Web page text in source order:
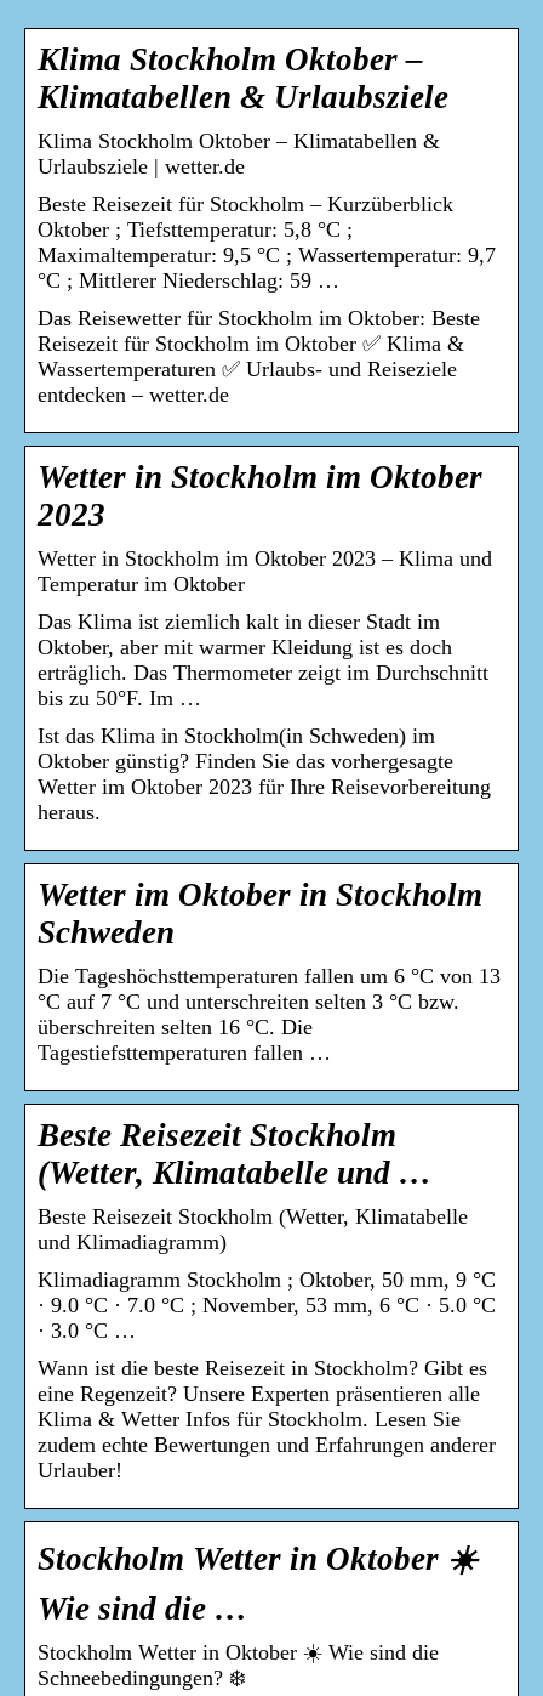
Klima Stockholm Oktober –
Klimatabellen & Urlaubsziele
Klima Stockholm Oktober – Klimatabellen &
Urlaubsziele | wetter.de
Beste Reisezeit für Stockholm – Kurzüberblick
Oktober ; Tiefsttemperatur: 5,8 °C ;
Maximaltemperatur: 9,5 °C ; Wassertemperatur: 9,7
°C ; Mittlerer Niederschlag: 59 …
Das Reisewetter für Stockholm im Oktober: Beste
Reisezeit für Stockholm im Oktober ✅ Klima &
Wassertemperaturen ✅ Urlaubs- und Reiseziele
entdecken – wetter.de
Wetter in Stockholm im Oktober
2023
Wetter in Stockholm im Oktober 2023 – Klima und
Temperatur im Oktober
Das Klima ist ziemlich kalt in dieser Stadt im
Oktober, aber mit warmer Kleidung ist es doch
erträglich. Das Thermometer zeigt im Durchschnitt
bis zu 50°F. Im …
Ist das Klima in Stockholm(in Schweden) im
Oktober günstig? Finden Sie das vorhergesagte
Wetter im Oktober 2023 für Ihre Reisevorbereitung
heraus.
Wetter im Oktober in Stockholm
Schweden
Die Tageshöchsttemperaturen fallen um 6 °C von 13
°C auf 7 °C und unterschreiten selten 3 °C bzw.
überschreiten selten 16 °C. Die
Tagestiefsttemperaturen fallen …
Beste Reisezeit Stockholm
(Wetter, Klimatabelle und …
Beste Reisezeit Stockholm (Wetter, Klimatabelle
und Klimadiagramm)
Klimadiagramm Stockholm ; Oktober, 50 mm, 9 °C
· 9.0 °C · 7.0 °C ; November, 53 mm, 6 °C · 5.0 °C
· 3.0 °C …
Wann ist die beste Reisezeit in Stockholm? Gibt es
eine Regenzeit? Unsere Experten präsentieren alle
Klima & Wetter Infos für Stockholm. Lesen Sie
zudem echte Bewertungen und Erfahrungen anderer
Urlauber!
Stockholm Wetter in Oktober ☀️
Wie sind die …
Stockholm Wetter in Oktober ☀️ Wie sind die
Schneebedingungen? ❄️